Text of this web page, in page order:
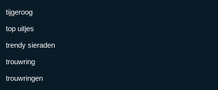
tijgeroog
top uitjes
trendy sieraden
trouwring
trouwringen